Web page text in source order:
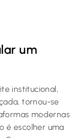
um
institucional,
tornou-se
modernas
é escolher uma